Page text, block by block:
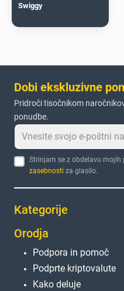
Swiggy
Dobi ekskluzivne
Pridroči tisočnikom
ponudbe.
Strinjam se z obdelavo
zasebnosti za glasilo.
Kategorije
Orodja
Podpora in pomoč
Podprte kriptovalute
Kako deluje